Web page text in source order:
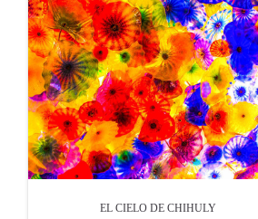
EL CIELO DE CHIHULY